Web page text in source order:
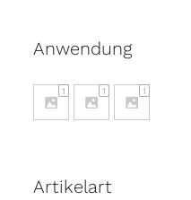
Anwendung
1 1 1
Artikelart